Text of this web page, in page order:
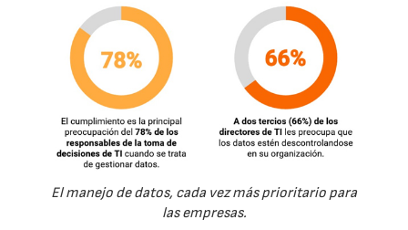
El manejo de datos, cada vez más prioritario para
las empresas.